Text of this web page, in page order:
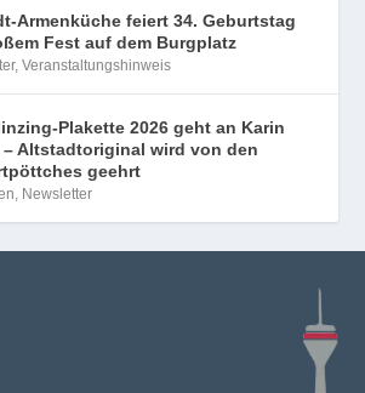
Armenküche feiert 34. Geburtstag
Fest auf dem Burgplatz
,Veranstaltungshinweis
Plakette 2026 geht an Karin
– Altstadtoriginal wird von den
geehrt
, Newsletter